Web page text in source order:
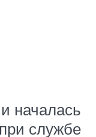
началась
службе